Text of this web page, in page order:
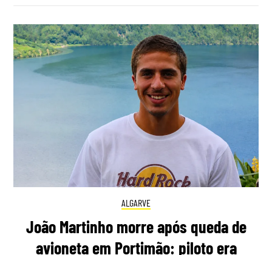
ALGARVE
João Martinho morre após queda de
avioneta em Portimão: piloto era